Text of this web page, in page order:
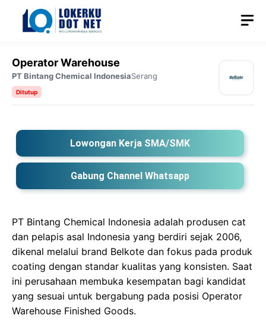
Langsung
Operator Warehouse
PT Bintang Chemical IndonesiaSerang
Ditutup
Lowongan Kerja SMA/SMK
Gabung Channel Whatsapp
PT Bintang Chemical Indonesia adalah produsen cat
dan pelapis asal Indonesia yang berdiri sejak 2006,
dikenal melalui brand Belkote dan fokus pada produk
coating dengan standar kualitas yang konsisten. Saat
ini perusahaan membuka kesempatan bagi kandidat
yang sesuai untuk bergabung pada posisi Operator
Warehouse Finished Goods.